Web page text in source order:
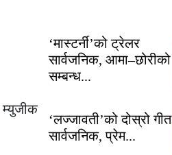
म्युजीक
‘मास्टर्नी’को ट्रेलर
सार्वजनिक, आमा–छोरीको
सम्बन्ध...
‘लज्जावती’को दोस्रो गीत
सार्वजनिक, प्रेम...